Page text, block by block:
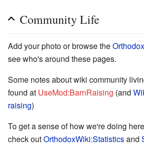
Community Life
Add your photo or browse the
see who's around these pages.
Some notes about wiki community
found at UseMod:BarnRaising (and
raising)
To get a sense of how we're doing
check outOrthodoxWiki:Statisticsand